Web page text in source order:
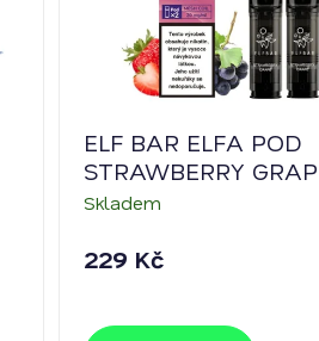
ELF BAR ELFA POD
STRAWBERRY
20 mg/ml
Skladem
229 Kč